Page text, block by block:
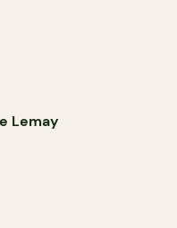
Lemay